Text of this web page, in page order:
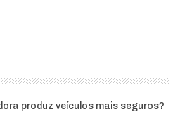
produz veículos mais seguros?